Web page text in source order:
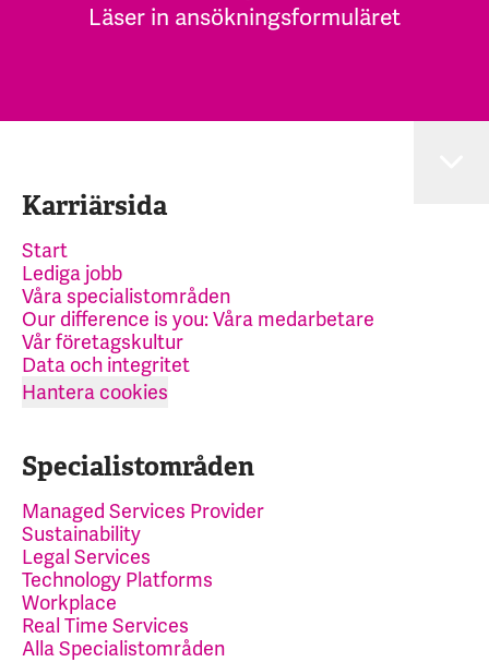
Läser in ansökningsformuläret
Karriärsida
Start
Lediga jobb
Våra specialistområden
Our difference is you: Våra medarbetare
Vår företagskultur
Data och integritet
Hantera cookies
Specialistområden
Managed Services Provider
Sustainability
Legal Services
Technology Platforms
Workplace
Real Time Services
Alla Specialistområden